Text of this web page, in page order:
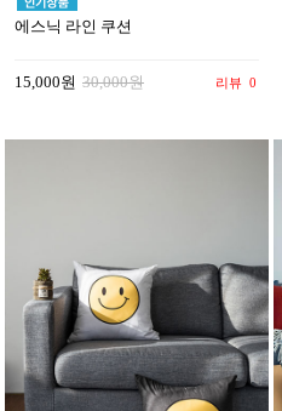
에스닉 라인 쿠션
15,000원 30,000원 리뷰 0